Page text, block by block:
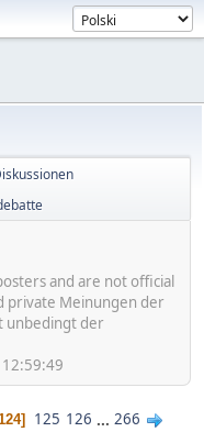
and are not official
private Meinungen der
unbedingt der
12:59:49
125 126 ... 266